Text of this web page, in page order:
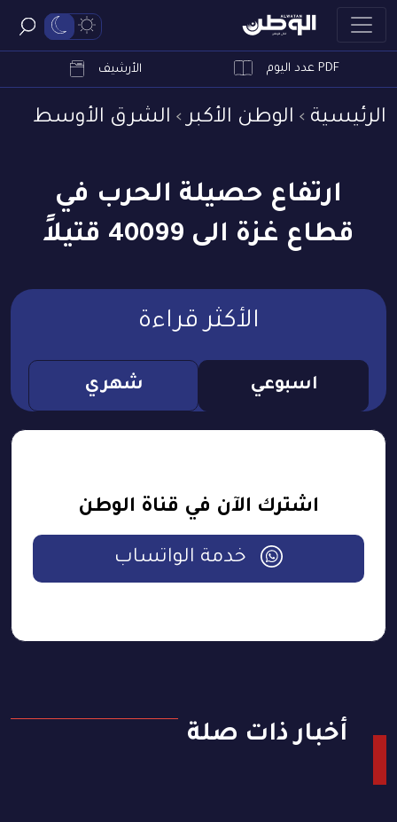
PDF عدد اليوم الأرشيف
الرئيسية الوطن الأكبر الشرق الأوسط
ارتفاع حصيلة الحرب في
قطاع غزة الى 40099 قتيلاً
الأكثر قراءة
اسبوعي شهري
اشترك الآن في قناة الوطن
خدمة الواتساب
أخبار ذات صلة